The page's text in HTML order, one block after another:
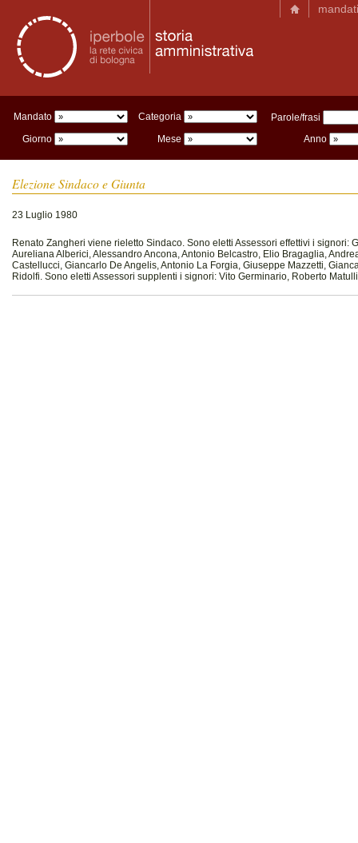
mandati
Mandato Categoria
Parole/frasi
Giorno
Mese Anno
Elezione Sindaco e Giunta
23 Luglio 1980
Renato Zangheri viene rieletto Sindaco. Sono eletti Assessori effettivi i signori:
Aureliana Alberici, Alessandro Ancona, Antonio Belcastro, Elio Bragaglia,
Castellucci, Giancarlo De Angelis, Antonio La Forgia, Giuseppe Mazzetti,
Ridolfi. Sono eletti Assessori supplenti i signori: Vito Germinario, Roberto